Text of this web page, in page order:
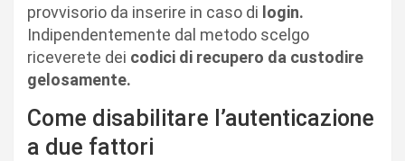
provvisorio da inserire in caso di login.
Indipendentemente dal metodo scelgo
riceverete dei codici di recupero da custodire
gelosamente.
Come disabilitare l’autenticazione
a due fattori